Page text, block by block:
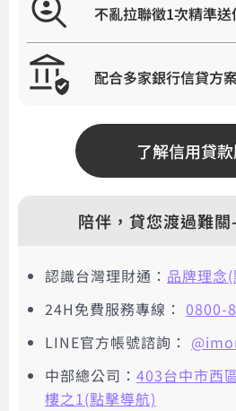
不亂拉聯徵1次精準送
配合多家銀行信貸方
了解信用貸
陪伴，貸您渡過難
認識台灣理財通： 品牌理念
24H免費服務專線： 0800-
LINE官方帳號諮詢：
中部總公司： 403台中市西
樓之1(點擊導航)